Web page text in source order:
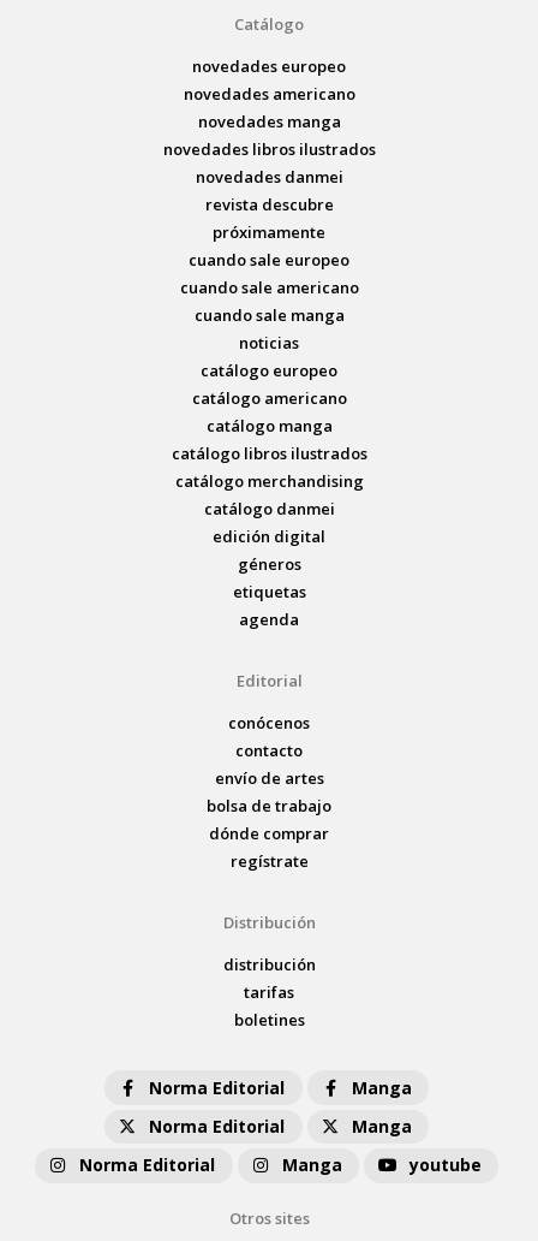
Catálogo
novedades europeo
novedades americano
novedades manga
novedades libros ilustrados
novedades danmei
revista descubre
próximamente
cuando sale europeo
cuando sale americano
cuando sale manga
noticias
catálogo europeo
catálogo americano
catálogo manga
catálogo libros ilustrados
catálogo merchandising
catálogo danmei
edición digital
géneros
etiquetas
agenda
Editorial
conócenos
contacto
envío de artes
bolsa de trabajo
dónde comprar
regístrate
Distribución
distribución
tarifas
boletines
Norma Editorial
Manga
Norma Editorial
Manga
Norma Editorial
Manga youtube
Otros sites